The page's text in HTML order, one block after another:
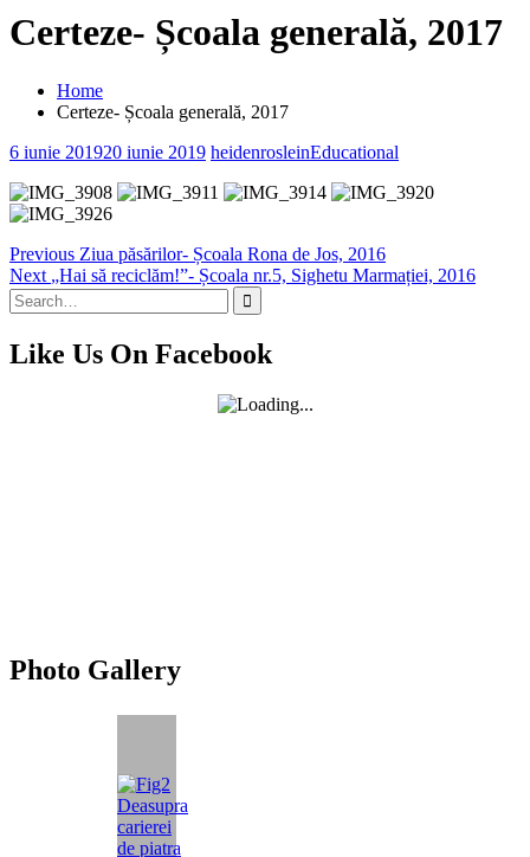
Certeze- Școala generală, 2017
Home
Certeze- Școala generală, 2017
6 iunie 201920 iunie 2019 heidenrosleinEducational
Navigare
în
articole
Previous Previous
post:
Ziua păsărilor- Școala Rona de Jos, 2016
Next
Next
post:
„Hai să reciclăm!”- Școala nr.5, Sighetu Marmației, 2016
Search
for:
Like Us On Facebook
Photo Gallery